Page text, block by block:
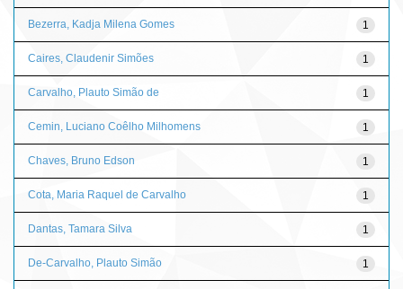
1
Bezerra, Kadja Milena Gomes
1
Caires, Claudenir Simões
1
Carvalho, Plauto Simão de
1
Cemin, Luciano Coêlho Milhomens
1
Chaves, Bruno Edson
1
Cota, Maria Raquel de Carvalho
1
Dantas, Tamara Silva
1
De-Carvalho, Plauto Simão